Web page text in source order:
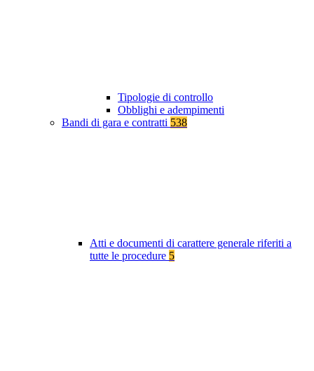
Tipologie di controllo
Obblighi e adempimenti
Bandi di gara e contratti 538
Atti e documenti di carattere generale riferiti a
tutte le procedure 5